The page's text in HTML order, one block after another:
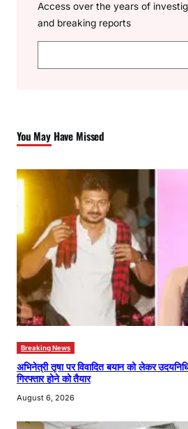
Access over the years of
and breaking reports
e
h
You May Have Missed
Breaking News
अभिनेत्री तृषा पर विवादित बयान को लेकर
गिरफ्तार होने को तैयार
August 6, 2026